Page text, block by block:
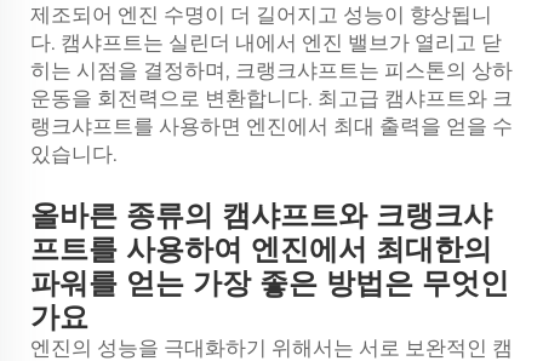
제조되어 엔진 수명이 더 길어지고 성능이 향상됩니
다. 캠샤프트는 실린더 내에서 엔진 밸브가 열리고 닫
히는 시점을 결정하며, 크랭크샤프트는 피스톤의 상하
운동을 회전력으로 변환합니다. 최고급 캠샤프트와 크
랭크샤프트를 사용하면 엔진에서 최대 출력을 얻을 수
있습니다.
올바른 종류의 캠샤프트와 크랭크샤
프트를 사용하여 엔진에서 최대한의
파워를 얻는 가장 좋은 방법은 무엇인
가요
엔진의 성능을 극대화하기 위해서는 서로 보완적인 캠